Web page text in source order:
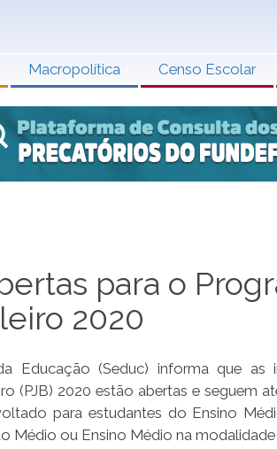
Macropolítica Censo Escolar
para o
2020
Educação (Seduc) informa que as
(PJB) 2020 estão abertas e seguem
para estudantes do Ensino
Médio ou Ensino Médio na